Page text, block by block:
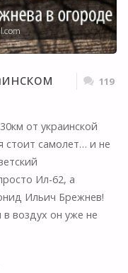
119
от украинской
стоит самолет… и не
Ил-62, а
Ильич Брежнев!
воздух он уже не